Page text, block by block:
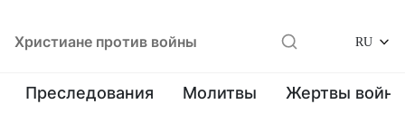
Христиане против войны RU
Преследования Молитвы Жертвы